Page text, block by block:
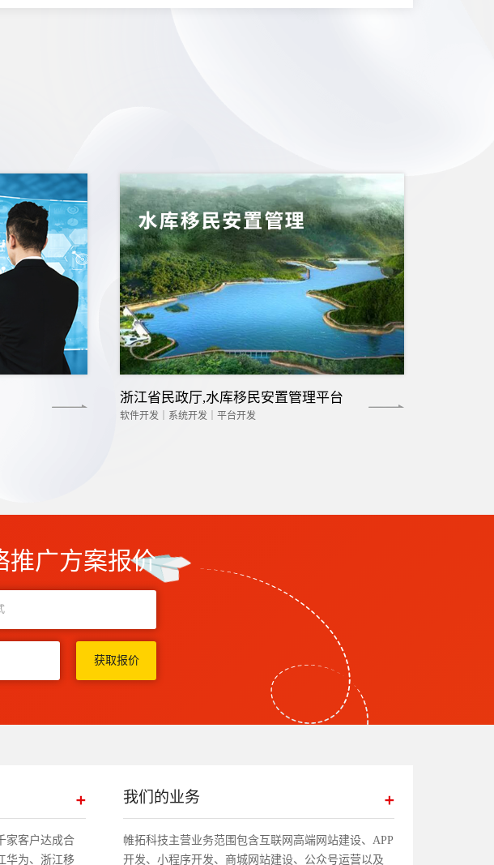
浙江省民政厅,水库移民安置管理平台
软件开发｜系统开发｜平台开发
推广方案报价
家客户达成合
华为、浙江移
我们的业务
帷拓科技主营业务范围包含互联网高端网站建设、APP
开发、小程序开发、商城网站建设、公众号运营以及